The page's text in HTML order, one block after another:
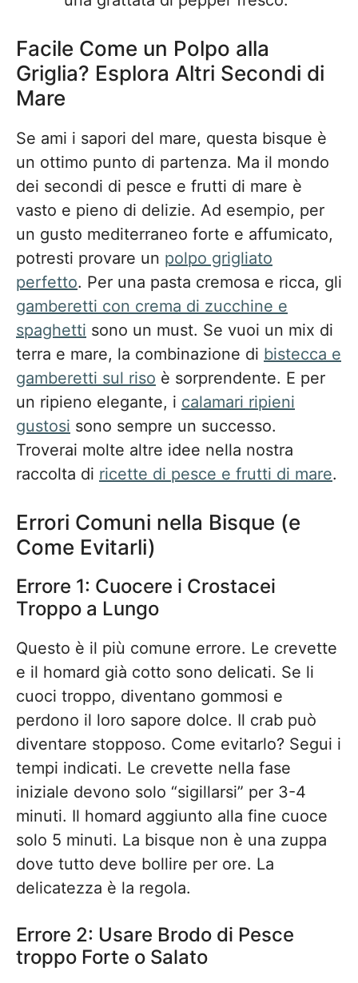
Facile Come un Polpo alla
Griglia? Esplora Altri Secondi di
Mare
Se ami i sapori del mare, questa bisque è
un ottimo punto di partenza. Ma il mondo
dei secondi di pesce e frutti di mare è
vasto e pieno di delizie. Ad esempio, per
un gusto mediterraneo forte e affumicato,
potresti provare un polpo grigliato
perfetto. Per una pasta cremosa e ricca, gli
gamberetti con crema di zucchine e
spaghetti sono un must. Se vuoi un mix di
terra e mare, la combinazione di bistecca e
gamberetti sul riso è sorprendente. E per
un ripieno elegante, i calamari ripieni
gustosi sono sempre un successo.
Troverai molte altre idee nella nostra
raccolta di ricette di pesce e frutti di mare.
Errori Comuni nella Bisque (e
Come Evitarli)
Errore 1: Cuocere i Crostacei
Troppo a Lungo
Questo è il più comune errore. Le crevette
e il homard già cotto sono delicati. Se li
cuoci troppo, diventano gommosi e
perdono il loro sapore dolce. Il crab può
diventare stopposo. Come evitarlo? Segui i
tempi indicati. Le crevette nella fase
iniziale devono solo “sigillarsi” per 3-4
minuti. Il homard aggiunto alla fine cuoce
solo 5 minuti. La bisque non è una zuppa
dove tutto deve bollire per ore. La
delicatezza è la regola.
Errore 2: Usare Brodo di Pesce
troppo Forte o Salato